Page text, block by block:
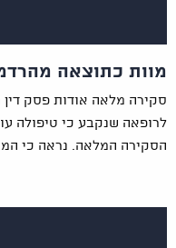
מוות כתוצאה
סקירה מלאה אודות פסק
לרופאה שנקבע כי טיפולה
הסקירה המלאה. נראה כי